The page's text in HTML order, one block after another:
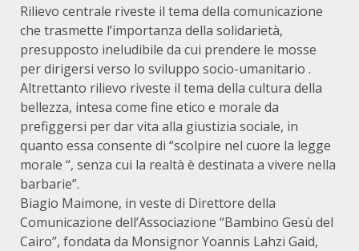
Rilievo centrale riveste il tema della comunicazione
che trasmette l’importanza della solidarietà,
presupposto ineludibile da cui prendere le mosse
per dirigersi verso lo sviluppo socio-umanitario .
Altrettanto rilievo riveste il tema della cultura della
bellezza, intesa come fine etico e morale da
prefiggersi per dar vita alla giustizia sociale, in
quanto essa consente di “scolpire nel cuore la legge
morale “, senza cui la realtà è destinata a vivere nella
barbarie”.
Biagio Maimone, in veste di Direttore della
Comunicazione dell’Associazione “Bambino Gesù del
Cairo”, fondata da Monsignor Yoannis Lahzi Gaid,